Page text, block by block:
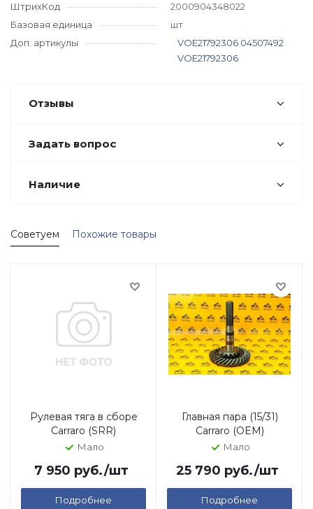
ШтрихКод
2000904348022
Базовая единица
шт
Доп. артикулы
VOE21792306 04507492
VOE21792306
Отзывы
Задать вопрос
Наличие
Советуем Похожие товары
Рулевая тяга в сборе
Carraro (SRR)
Мало
7 950 руб./шт
Подробнее
Главная пара (15/31)
Carraro (OEM)
Мало
25 790 руб./шт
Подробнее